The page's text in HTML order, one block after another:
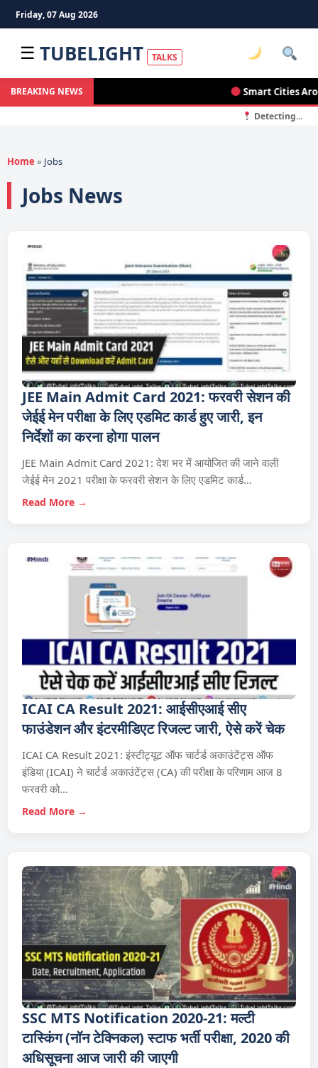
Friday, 07 Aug 2026
☰ TUBELIGHT TALKS
BREAKING NEWS Smart Cities
Detecting...
Home » Jobs
Jobs News
JEE Main Admit Card 2021: फरवरी सेशन की
जेईई मेन परीक्षा के लिए एडमिट कार्ड हुए जारी, इन
निर्देशों का करना होगा पालन
JEE Main Admit Card 2021: देश भर में आयोजित की जाने वाली
जेईई मेन 2021 परीक्षा के फरवरी सेशन के लिए एडमिट कार्ड…
Read More →
ICAI CA Result 2021: आईसीएआई सीए
फाउंडेशन और इंटरमीडिएट रिजल्ट जारी, ऐसे करें चेक
ICAI CA Result 2021: इंस्टीट्यूट ऑफ चार्टर्ड अकाउंटेंट्स ऑफ
इंडिया (ICAI) ने चार्टर्ड अकाउंटेंट्स (CA) की परीक्षा के परिणाम आज 8
फरवरी को…
Read More →
SSC MTS Notification 2020-21: मल्टी
टास्किंग (नॉन टेक्निकल) स्टाफ भर्ती परीक्षा, 2020 की
अधिसूचना आज जारी की जाएगी